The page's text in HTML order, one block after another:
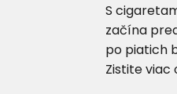
S
začína
po piatich
Zistite viac